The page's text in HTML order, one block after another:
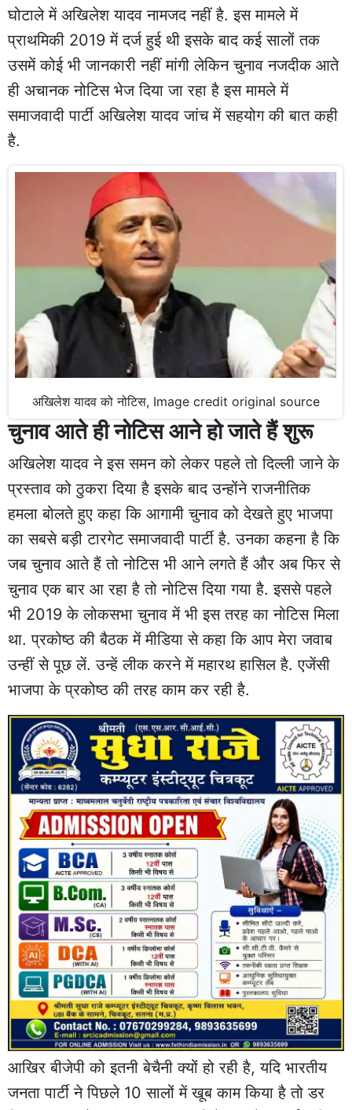
घोटाले में अखिलेश यादव नामजद नहीं है. इस मामले में
प्राथमिकी 2019 में दर्ज हुई थी इसके बाद कई सालों तक
उसमें कोई भी जानकारी नहीं मांगी लेकिन चुनाव नजदीक आते
ही अचानक नोटिस भेज दिया जा रहा है इस मामले में
समाजवादी पार्टी अखिलेश यादव जांच में सहयोग की बात कही
है.
अखिलेश यादव को नोटिस, Image credit original source
चुनाव आते ही नोटिस आने हो जाते हैं शुरू
अखिलेश यादव ने इस समन को लेकर पहले तो दिल्ली जाने के
प्रस्ताव को ठुकरा दिया है इसके बाद उन्होंने राजनीतिक
हमला बोलते हुए कहा कि आगामी चुनाव को देखते हुए भाजपा
का सबसे बड़ी टारगेट समाजवादी पार्टी है. उनका कहना है कि
जब चुनाव आते हैं तो नोटिस भी आने लगते हैं और अब फिर से
चुनाव एक बार आ रहा है तो नोटिस दिया गया है. इससे पहले
भी 2019 के लोकसभा चुनाव में भी इस तरह का नोटिस मिला
था. प्रकोष्ठ की बैठक में मीडिया से कहा कि आप मेरा जवाब
उन्हीं से पूछ लें. उन्हें लीक करने में महारथ हासिल है. एजेंसी
भाजपा के प्रकोष्ठ की तरह काम कर रही है.
आखिर बीजेपी को इतनी बेचैनी क्यों हो रही है, यदि भारतीय
जनता पार्टी ने पिछले 10 सालों में खूब काम किया है तो डर